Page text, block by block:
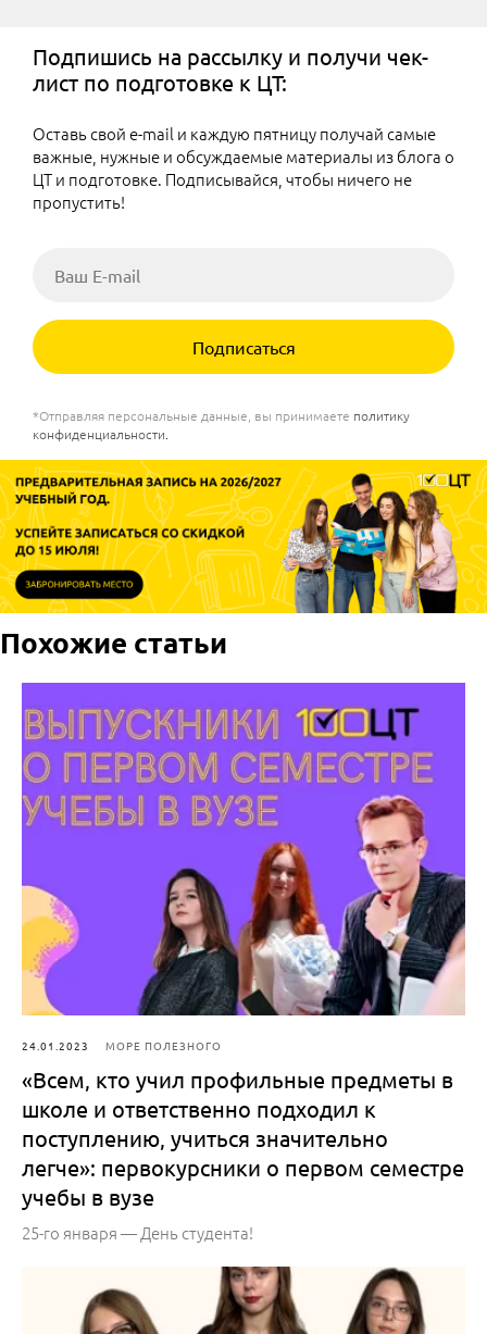
Подпишись на рассылку и получи чек-
лист по подготовке к ЦТ:
Оставь свой e-mail и каждую пятницу получай самые
важные, нужные и обсуждаемые материалы из блога о
ЦТ и подготовке. Подписывайся, чтобы ничего не
пропустить!
Подписаться
*Отправляя персональные данные, вы принимаете политику
конфиденциальности
Похожие статьи
24.01.2023 МОРЕ ПОЛЕЗНОГО
«Всем, кто учил профильные предметы в
школе и ответственно подходил к
поступлению, учиться значительно
легче»: первокурсники о первом семестре
учебы в вузе
25-го января — День студента!